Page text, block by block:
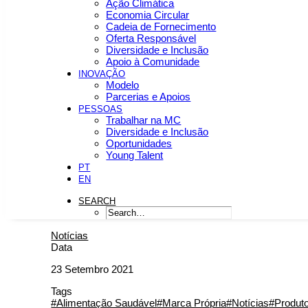
Ação Climática
Economia Circular
Cadeia de Fornecimento
Oferta Responsável
Diversidade e Inclusão
Apoio à Comunidade
INOVAÇÃO
Modelo
Parcerias e Apoios
PESSOAS
Trabalhar na MC
Diversidade e Inclusão
Oportunidades
Young Talent
PT
EN
SEARCH
Notícias
Data
23 Setembro 2021
Tags
#Alimentação Saudável#Marca Própria#Notícias